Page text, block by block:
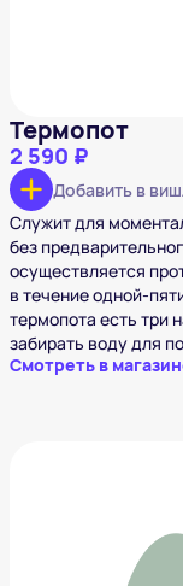
Термопот
2 590 ₽
Добавить в
Служит для
без
осуществляется
в течение одной-
термопота есть три
забирать воду для
Смотреть в